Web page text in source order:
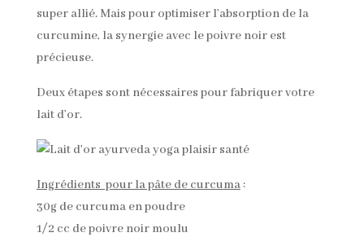
super allié. Mais pour optimiser l’absorption de la
curcumine, la synergie avec le poivre noir est
précieuse.
Deux étapes sont nécessaires pour fabriquer votre
lait d’or.
Ingrédients pour la pâte de curcuma:
30g de curcuma en poudre
1/2 cc de poivre noir moulu